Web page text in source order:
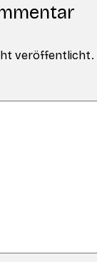
veröffentlicht.